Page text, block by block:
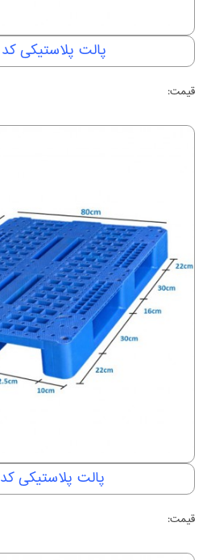
پالت پلاستیکی کد PL 201
قیمت:
پالت پلاستیکی کد PL202
قیمت: